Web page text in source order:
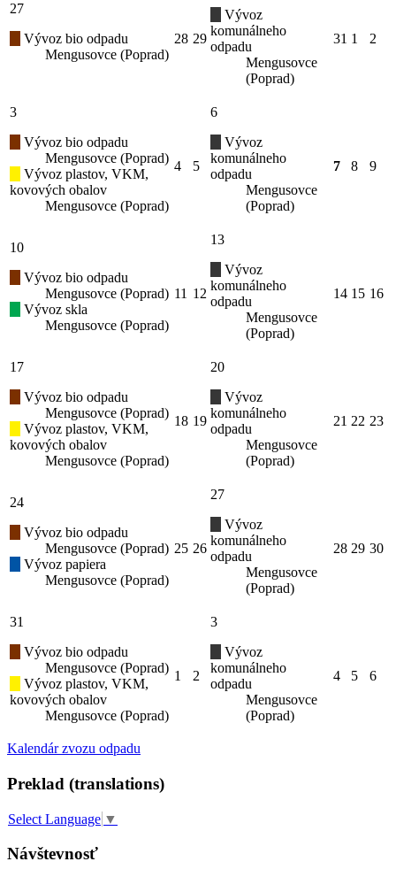
27
Vývoz bio odpadu
Mengusovce (Poprad)
28 29
Vývoz
komunálneho
odpadu
Mengusovce
(Poprad)
31 1 2
3
Vývoz bio odpadu
Mengusovce (Poprad)
Vývoz plastov, VKM,
kovových obalov
Mengusovce (Poprad)
4 5
6
Vývoz
komunálneho
odpadu
Mengusovce
(Poprad)
7 8 9
10
Vývoz bio odpadu
Mengusovce (Poprad)
Vývoz skla
Mengusovce (Poprad)
11 12
13
Vývoz
komunálneho
odpadu
Mengusovce
(Poprad)
14 15 16
17
Vývoz bio odpadu
Mengusovce (Poprad)
Vývoz plastov, VKM,
kovových obalov
Mengusovce (Poprad)
18 19
20
Vývoz
komunálneho
odpadu
Mengusovce
(Poprad)
21 22 23
24
Vývoz bio odpadu
Mengusovce (Poprad)
Vývoz papiera
Mengusovce (Poprad)
25 26
27
Vývoz
komunálneho
odpadu
Mengusovce
(Poprad)
28 29 30
31
Vývoz bio odpadu
Mengusovce (Poprad)
Vývoz plastov, VKM,
kovových obalov
Mengusovce (Poprad)
1 2
3
Vývoz
komunálneho
odpadu
Mengusovce
(Poprad)
4 5 6
Kalendár zvozu odpadu
Preklad (translations)
Select Language ▼
Návštevnosť